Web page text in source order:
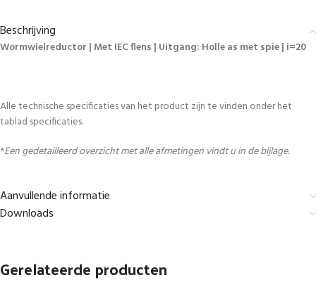
Beschrijving
Wormwielreductor | Met IEC flens | Uitgang: Holle as met spie | i=20
Alle technische specificaties van het product zijn te vinden onder het
tablad specificaties.
*Een gedetailleerd overzicht met alle afmetingen vindt u in de bijlage.
Aanvullende informatie
Downloads
Gerelateerde producten